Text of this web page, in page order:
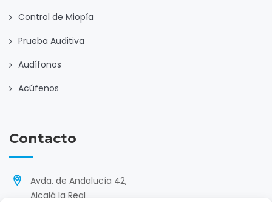
Control de Miopía
Prueba Auditiva
Audífonos
Acúfenos
Contacto
Avda. de Andalucía 42,
Alcalá la Real